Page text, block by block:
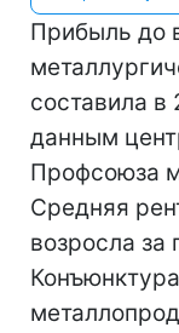
Прибыль до
составила в
данным
Профсоюза
Средняя
возросла за